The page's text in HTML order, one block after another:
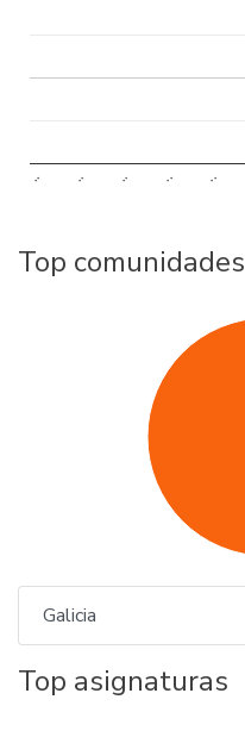
.. .. .. .. ..
Top comunidades
Galicia
Top asignaturas